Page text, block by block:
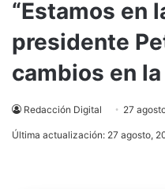
“Estamos en
presidente
cambios en
Redacción Digital 27
Última actualización: 27 agosto,